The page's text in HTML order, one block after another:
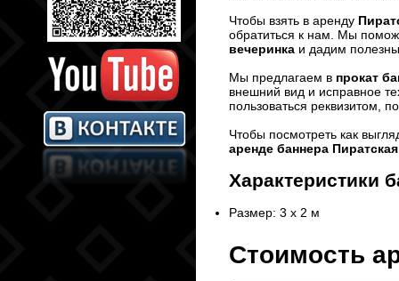
Чтобы взять в аренду
обратиться к нам. Мы
вечеринка и дадим
Мы предлагаем в прокат
внешний вид и исправное
пользоваться реквизитом,
Чтобы посмотреть как
аренде баннера
Характеристики
Размер: 3 х 2 м
Стоимость